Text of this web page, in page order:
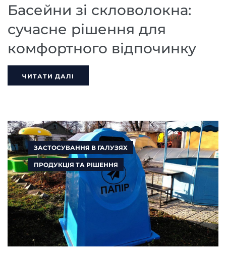
Басейни зі скловолокна:
сучасне рішення для
комфортного відпочинку
ЧИТАТИ ДАЛІ
ЗАСТОСУВАННЯ В ГАЛУЗЯХ
ПРОДУКЦІЯ ТА РІШЕННЯ